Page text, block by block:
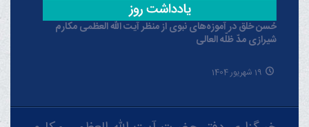
حُسن خلق در آموزه‌های نبوی از منظر آیت الله العظمی مکارم
شیرازی مدّ ظلّه العالی
19 شهریور 1404